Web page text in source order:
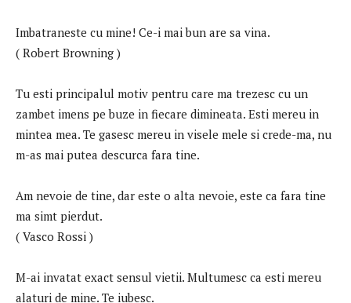
Imbatraneste cu mine! Ce-i mai bun are sa vina.
( Robert Browning )
Tu esti principalul motiv pentru care ma trezesc cu un
zambet imens pe buze in fiecare dimineata. Esti mereu in
mintea mea. Te gasesc mereu in visele mele si crede-ma, nu
m-as mai putea descurca fara tine.
Am nevoie de tine, dar este o alta nevoie, este ca fara tine
ma simt pierdut.
( Vasco Rossi )
M-ai invatat exact sensul vietii. Multumesc ca esti mereu
alaturi de mine. Te iubesc.